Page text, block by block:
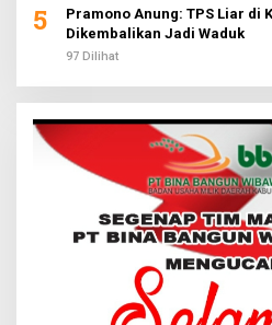
5
Pramono Anung: TPS Liar di
Dikembalikan Jadi Waduk
97 Dilihat